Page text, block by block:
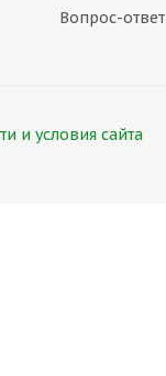
Вопрос-ответ
и условия сайта